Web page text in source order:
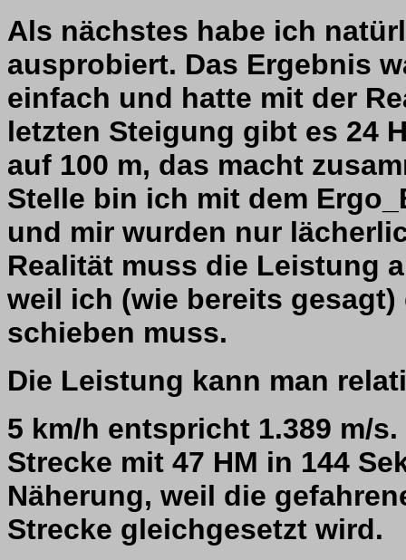
Als nächstes habe ich
ausprobiert. Das Ergebnis
einfach und hatte mit der
letzten Steigung gibt es 24
auf 100 m, das macht
Stelle bin ich mit dem
und mir wurden nur
Realität muss die Leistung
weil ich (wie bereits
schieben muss.
Die Leistung kann man
5 km/h entspricht 1.389 m/
Strecke mit 47 HM in 144
Näherung, weil die
Strecke gleichgesetzt wird.